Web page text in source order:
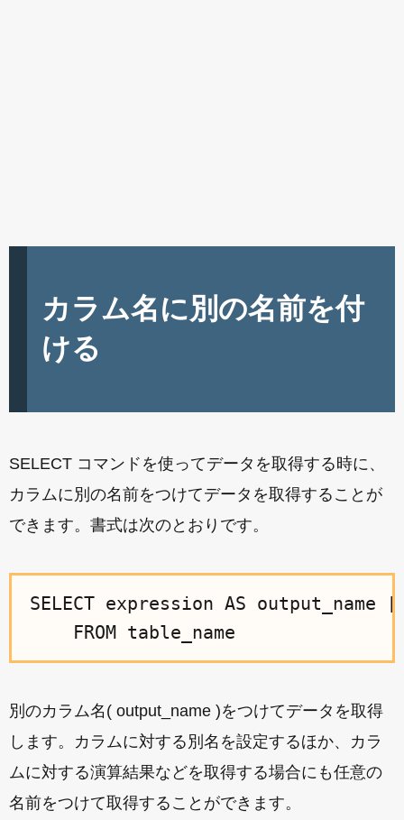
カラム名に別の名前を付
ける
SELECT コマンドを使ってデータを取得する時に、
カラムに別の名前をつけてデータを取得することが
できます。書式は次のとおりです。
SELECT expression AS
別のカラム名( output_name )をつけてデータを取得
します。カラムに対する別名を設定するほか、カラ
ムに対する演算結果などを取得する場合にも任意の
名前をつけて取得することができます。